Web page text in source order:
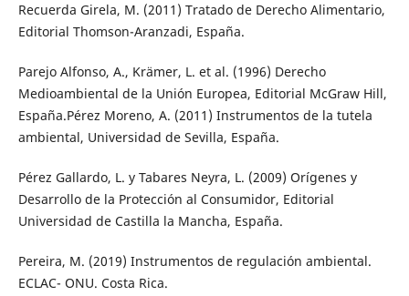
Recuerda Girela, M. (2011) Tratado de Derecho Alimentario,
Editorial Thomson-Aranzadi, España.
Parejo Alfonso, A., Krämer, L. et al. (1996) Derecho
Medioambiental de la Unión Europea, Editorial McGraw Hill,
España.Pérez Moreno, A. (2011) Instrumentos de la tutela
ambiental, Universidad de Sevilla, España.
Pérez Gallardo, L. y Tabares Neyra, L. (2009) Orígenes y
Desarrollo de la Protección al Consumidor, Editorial
Universidad de Castilla la Mancha, España.
Pereira, M. (2019) Instrumentos de regulación ambiental.
ECLAC- ONU. Costa Rica.